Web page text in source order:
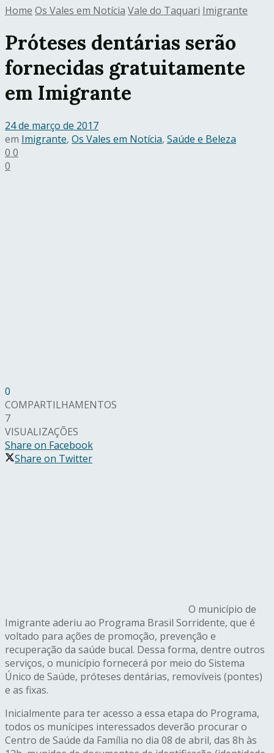
Home Os Vales em Notícia Vale do Taquari Imigrante
Próteses dentárias serão
fornecidas gratuitamente
em Imigrante
24 de março de 2017
em Imigrante, Os Vales em Notícia, Saúde e Beleza
0 0
0
0
COMPARTILHAMENTOS
7
VISUALIZAÇÕES
Share on Facebook
Share on Twitter
O município de
Imigrante aderiu ao Programa Brasil Sorridente, que é
voltado para ações de promoção, prevenção e
recuperação da saúde bucal. Dessa forma, dentre outros
serviços, o município fornecerá por meio do Sistema
Único de Saúde, próteses dentárias, removíveis (pontes)
e as fixas.
Inicialmente para ter acesso a essa etapa do Programa,
todos os munícipes interessados deverão procurar o
Centro de Saúde da Família no dia 08 de abril, das 8h às